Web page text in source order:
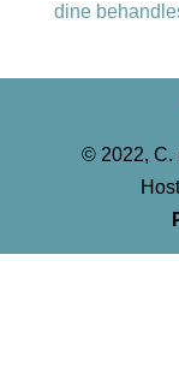
dine
© 2022, C.